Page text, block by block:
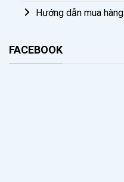
Hướng dẫn mua hàng
FACEBOOK